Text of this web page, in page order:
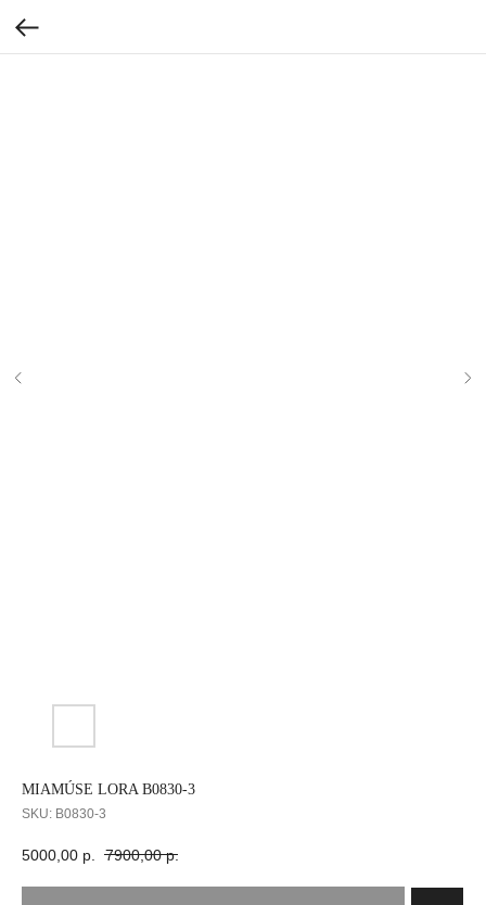
MIAMÚSE LORA B0830-3
SKU: B0830-3
5000,00 р. 7900,00 р.